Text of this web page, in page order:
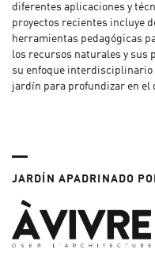
diferentes aplicaciones y
proyectos recientes incluye
herramientas pedagógicas
los recursos naturales y sus
su enfoque interdisciplinario
jardín para profundizar en el
JARDÍN APADRINADO